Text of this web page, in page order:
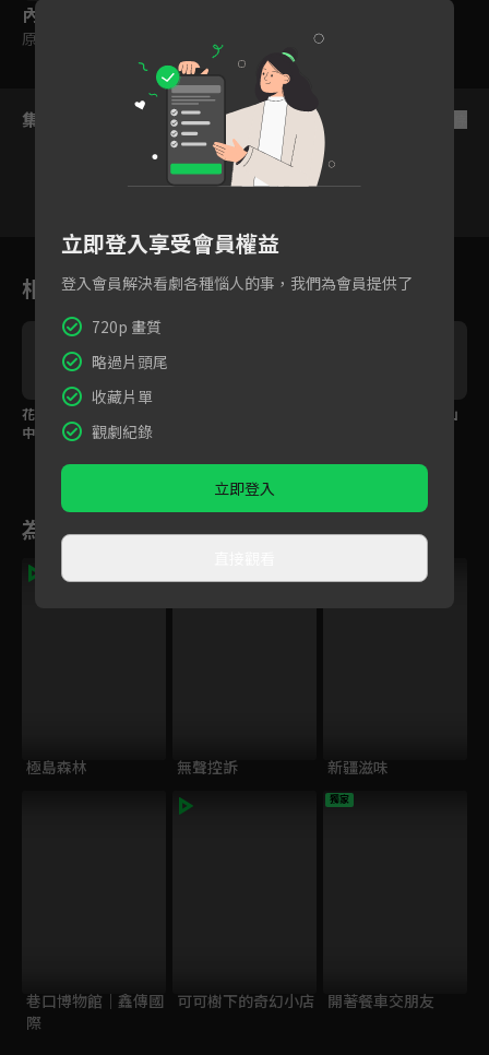
內容標籤
原創
集數列表
2 3
相關花絮
花絮：歐巴和柏霖挑戰
中韓繞口令，到底誰勝
花絮：歐巴潮會搭！山
為您推薦
極島森林 無聲控訴 新疆滋味
巷口博物館｜鑫傳國
際
可可樹下的奇幻小店
獨家
開著餐車交朋友
立即登入享受會員權益
登入會員解決看劇各種惱人的事，我們為會員提供了
720p 畫質
略過片頭尾
收藏片單
觀劇紀錄
立即登入